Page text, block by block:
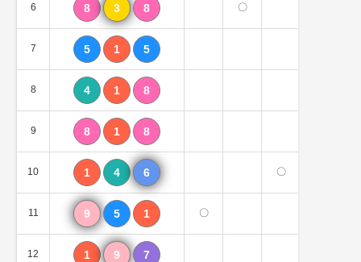
6 8 3 8 〇
7 5 1 5
8 4 1 8
9 8 1 8
10 1 4 6 〇
11 9 5 1 〇
12 1 9 7